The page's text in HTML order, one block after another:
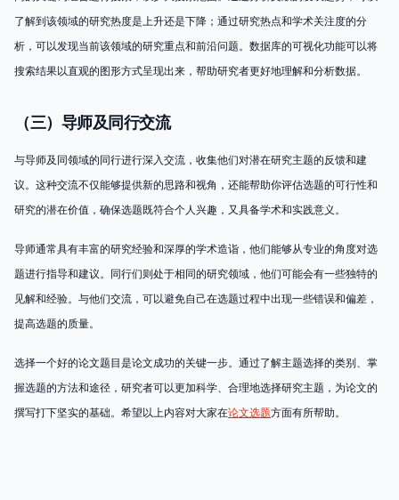
了解到该领域的研究热度是上升还是下降；通过研究热点和学术关注度的分
析，可以发现当前该领域的研究重点和前沿问题。数据库的可视化功能可以将
搜索结果以直观的图形方式呈现出来，帮助研究者更好地理解和分析数据。
（三）导师及同行交流
与导师及同领域的同行进行深入交流，收集他们对潜在研究主题的反馈和建
议。这种交流不仅能够提供新的思路和视角，还能帮助你评估选题的可行性和
研究的潜在价值，确保选题既符合个人兴趣，又具备学术和实践意义。
导师通常具有丰富的研究经验和深厚的学术造诣，他们能够从专业的角度对选
题进行指导和建议。同行们则处于相同的研究领域，他们可能会有一些独特的
见解和经验。与他们交流，可以避免自己在选题过程中出现一些错误和偏差，
提高选题的质量。
选择一个好的论文题目是论文成功的关键一步。通过了解主题选择的类别、掌
握选题的方法和途径，研究者可以更加科学、合理地选择研究主题，为论文的
撰写打下坚实的基础。希望以上内容对大家在论文选题方面有所帮助。